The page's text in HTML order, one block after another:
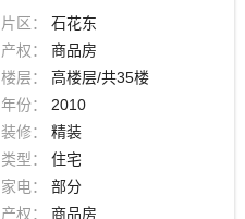
片区：
石花东
产权：
商品房
楼层：
高楼层/共35楼
年份：
2010
装修：
精装
类型：
住宅
家电：
部分
产权： 商品房